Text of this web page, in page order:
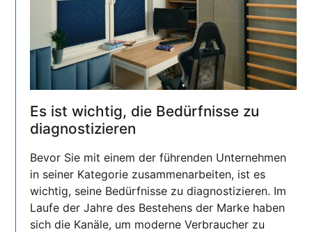
Es ist wichtig, die Bedürfnisse zu
diagnostizieren
Bevor Sie mit einem der führenden Unternehmen
in seiner Kategorie zusammenarbeiten, ist es
wichtig, seine Bedürfnisse zu diagnostizieren. Im
Laufe der Jahre des Bestehens der Marke haben
sich die Kanäle, um moderne Verbraucher zu